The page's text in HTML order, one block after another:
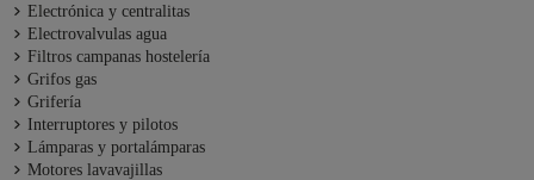
Electrónica y centralitas
Electrovalvulas agua
Filtros campanas hostelería
Grifos gas
Grifería
Interruptores y pilotos
Lámparas y portalámparas
Motores lavavajillas